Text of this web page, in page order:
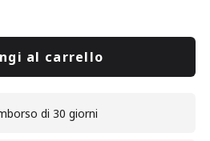
al carrello
di 30 giorni